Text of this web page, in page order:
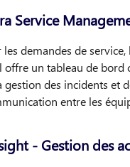
Service
demandes de
offre un tableau de bord
gestion des incidents et
entre les
- Gestion des